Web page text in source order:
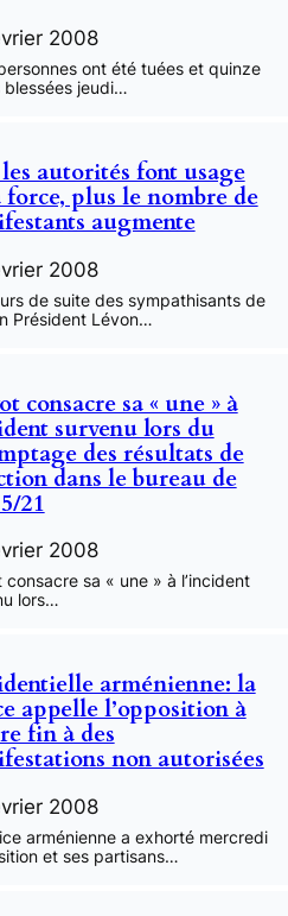
2008
ont été tuées et quinze
blessées jeudi…
autorités font usage
force, plus le nombre de
augmente
2008
de suite des sympathisants de
Président Lévon…
consacre sa « une » à
survenu lors du
des résultats de
dans le bureau de
21
2008
consacre sa « une » à l’incident
lors…
arménienne: la
appelle l’opposition à
fin à des
non autorisées
2008
arménienne a exhorté mercredi
et ses partisans…